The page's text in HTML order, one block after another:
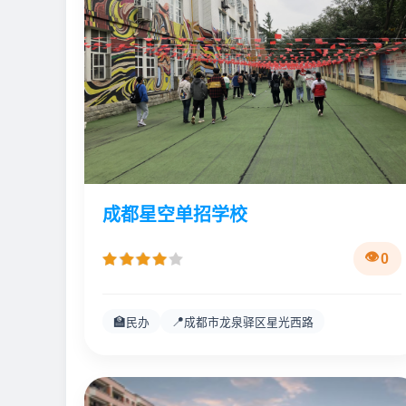
成都星空单招学校
0
🏫 民办 📍成都市龙泉驿区星光西路